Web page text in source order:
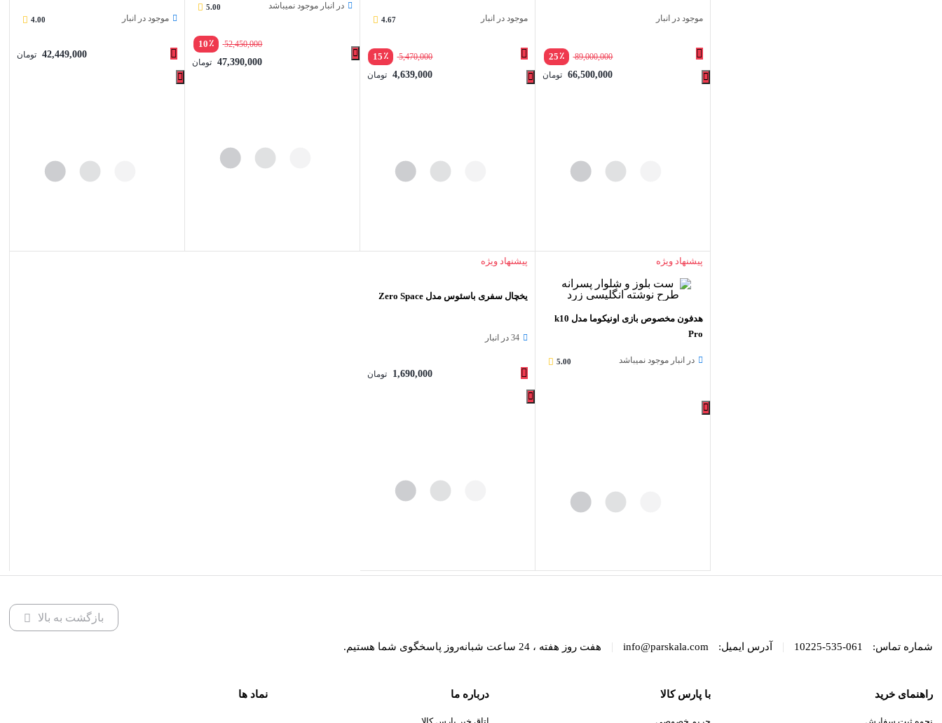
موجود در انبار
٪ 25 89,000,000
66,500,000 تومان
موجود در انبار 4.67
٪ 15 5,470,000
4,639,000 تومان
در انبار موجود نمیباشد 5.00
٪ 10 52,450,000
47,390,000 تومان
موجود در انبار 4.00
42,449,000 تومان
پیشنهاد ویژه
هدفون مخصوص بازی اونیکوما مدل k10
Pro
در انبار موجود نمیباشد 5.00
پیشنهاد ویژه
یخچال سفری باسئوس مدل Zero Space
34 در انبار
1,690,000 تومان
بازگشت به بالا
شماره تماس: 061-535-10225
| آدرس ایمیل: info@parskala.com
| هفت روز هفته ، 24 ساعت شبانه‌روز پاسخگوی شما هستیم.
راهنمای خرید با پارس کالا درباره ما نماد ها